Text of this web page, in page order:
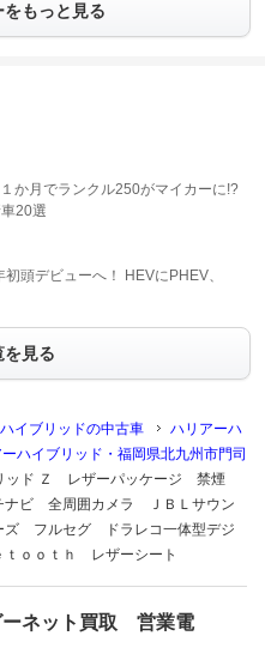
もっと見る
か月でランクル250がマイカーに!?
20選
頭デビューへ！ HEVにPHEV、
を見る
イブリッドの中古車
ハリアーハ
ハイブリッド・福岡県北九州市門司
ッド Ｚ レザーパッケージ 禁煙
ビ 全周囲カメラ ＪＢＬサウン
フルセグ ドラレコ一体型デジ
ｏｏｔｈ レザーシート
ーネット買取 営業電